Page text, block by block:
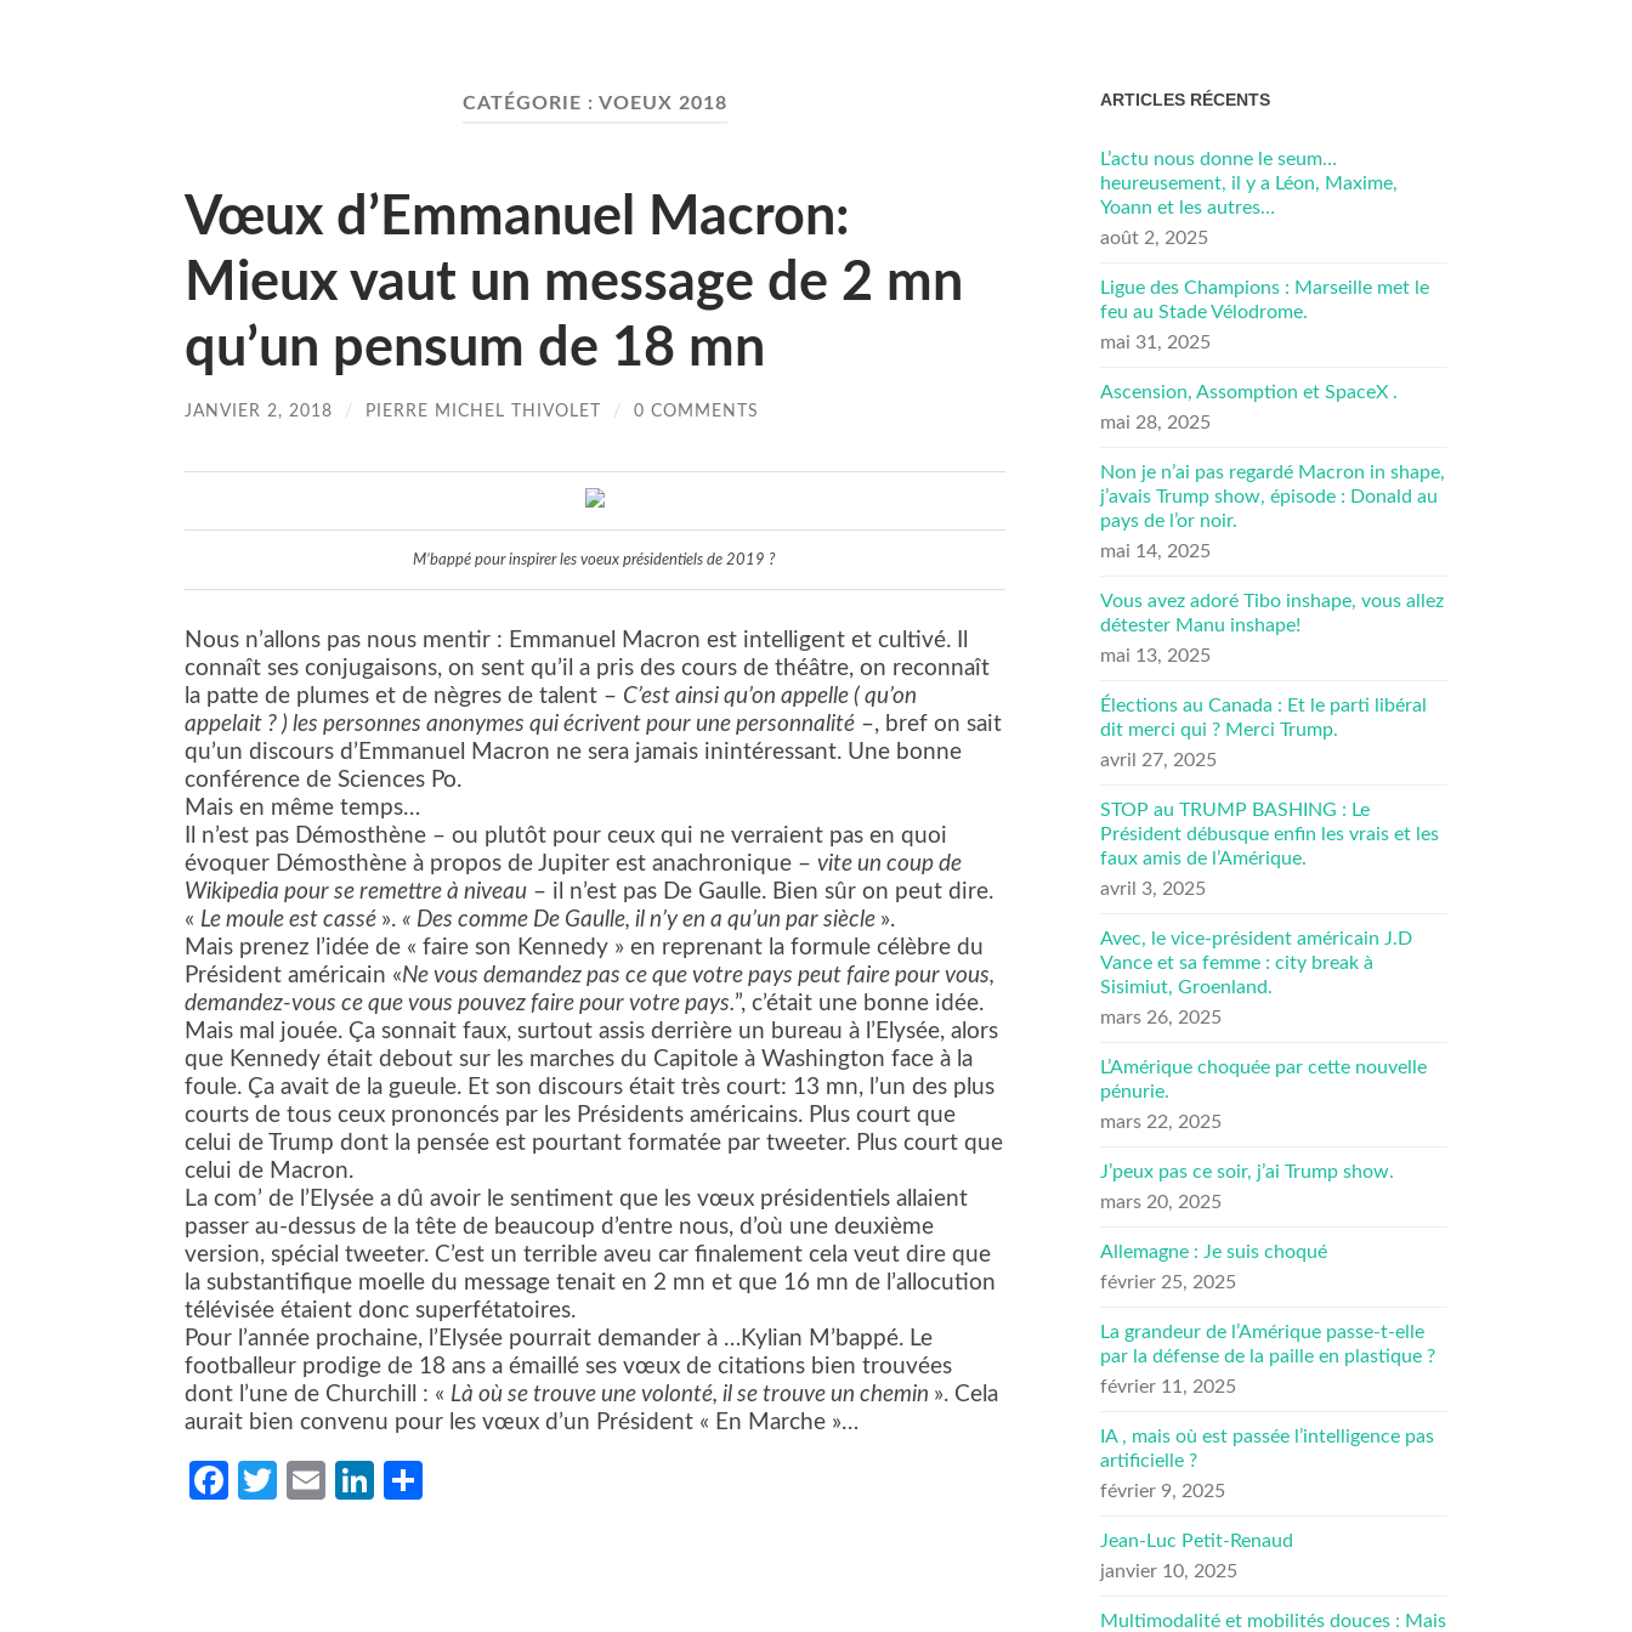
CATÉGORIE : VOEUX 2018
Vœux d’Emmanuel Macron:
Mieux vaut un message de 2 mn
qu’un pensum de 18 mn
JANVIER 2, 2018 / PIERRE MICHEL THIVOLET / 0 COMMENTS
M’bappé pour inspirer les voeux présidentiels de 2019 ?
Nous n’allons pas nous mentir : Emmanuel Macron est intelligent et cultivé. Il
connaît ses conjugaisons, on sent qu’il a pris des cours de théâtre, on reconnaît
la patte de plumes et de nègres de talent – C’est ainsi qu’on appelle ( qu’on
appelait ? ) les personnes anonymes qui écrivent pour une personnalité –, bref on sait
qu’un discours d’Emmanuel Macron ne sera jamais inintéressant. Une bonne
conférence de Sciences Po.
Mais en même temps…
Il n’est pas Démosthène – ou plutôt pour ceux qui ne verraient pas en quoi
évoquer Démosthène à propos de Jupiter est anachronique – vite un coup de
Wikipedia pour se remettre à niveau – il n’est pas De Gaulle. Bien sûr on peut dire.
« Le moule est cassé ». « Des comme De Gaulle, il n’y en a qu’un par siècle ».
Mais prenez l’idée de « faire son Kennedy » en reprenant la formule célèbre du
Président américain «Ne vous demandez pas ce que votre pays peut faire pour vous,
demandez-vous ce que vous pouvez faire pour votre pays.”, c’était une bonne idée.
Mais mal jouée. Ça sonnait faux, surtout assis derrière un bureau à l’Elysée, alors
que Kennedy était debout sur les marches du Capitole à Washington face à la
foule. Ça avait de la gueule. Et son discours était très court: 13 mn, l’un des plus
courts de tous ceux prononcés par les Présidents américains. Plus court que
celui de Trump dont la pensée est pourtant formatée par tweeter. Plus court que
celui de Macron.
La com’ de l’Elysée a dû avoir le sentiment que les vœux présidentiels allaient
passer au-dessus de la tête de beaucoup d’entre nous, d’où une deuxième
version, spécial tweeter. C’est un terrible aveu car finalement cela veut dire que
la substantifique moelle du message tenait en 2 mn et que 16 mn de l’allocution
télévisée étaient donc superfétatoires.
Pour l’année prochaine, l’Elysée pourrait demander à …Kylian M’bappé. Le
footballeur prodige de 18 ans a émaillé ses vœux de citations bien trouvées
dont l’une de Churchill : « Là où se trouve une volonté, il se trouve un chemin ». Cela
aurait bien convenu pour les vœux d’un Président « En Marche »…
Facebook
Twitter
EmailLinkedIn
ARTICLES RÉCENTS
L’actu nous donne le seum…
heureusement, il y a Léon, Maxime,
Yoann et les autres…
août 2, 2025
Ligue des Champions : Marseille met le
feu au Stade Vélodrome.
mai 31, 2025
Ascension, Assomption et SpaceX .
mai 28, 2025
Non je n’ai pas regardé Macron in shape,
j’avais Trump show, épisode : Donald au
pays de l’or noir.
mai 14, 2025
Vous avez adoré Tibo inshape, vous allez
détester Manu inshape!
mai 13, 2025
Élections au Canada : Et le parti libéral
dit merci qui ? Merci Trump.
avril 27, 2025
STOP au TRUMP BASHING : Le
Président débusque enfin les vrais et les
faux amis de l’Amérique.
avril 3, 2025
Avec, le vice-président américain J.D
Vance et sa femme : city break à
Sisimiut, Groenland.
mars 26, 2025
L’Amérique choquée par cette nouvelle
pénurie.
mars 22, 2025
J’peux pas ce soir, j’ai Trump show.
mars 20, 2025
Allemagne : Je suis choqué
février 25, 2025
La grandeur de l’Amérique passe-t-elle
par la défense de la paille en plastique ?
février 11, 2025
IA , mais où est passée l’intelligence pas
artificielle ?
février 9, 2025
Jean-Luc Petit-Renaud
janvier 10, 2025
Multimodalité et mobilités douces : Mais